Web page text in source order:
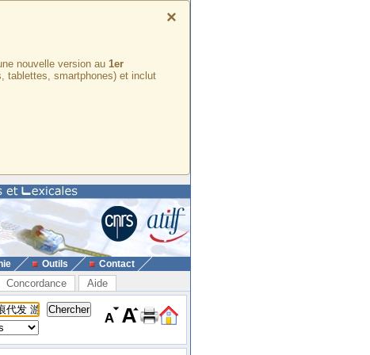
×
nouvelle version au 1er
tablettes, smartphones) et inclut
Outils Contact
Concordance Aide